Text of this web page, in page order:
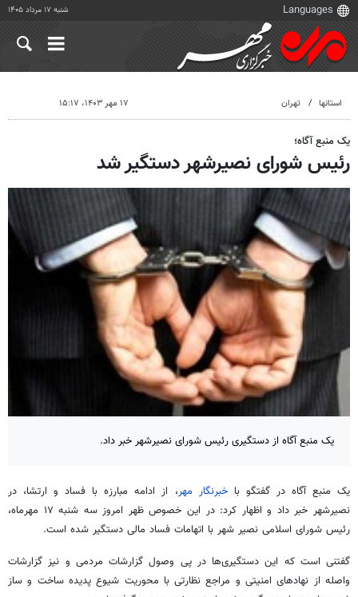
شنبه ۱۷ مرداد ۱۴۰۵
استانها تهران ۱۷ مهر ۱۴۰۳، ۱۵:۱۷
یک منبع آگاه؛
رئیس شورای نصیرشهر دستگیر شد
یک منبع آگاه از دستگیری رئیس شورای نصیرشهر خبر داد.
یک منبع آگاه در گفتگو با خبرنگار مهر، از ادامه مبارزه با فساد و ارتشا، در
نصیرشهر
خبر داد و اظهار کرد: در این خصوص ظهر امروز سه شنبه ۱۷ مهرماه،
رئیس شورای اسلامی نصیر شهر با اتهامات فساد مالی دستگیر شده است.
گفتنی است که این دستگیری‌ها در پی وصول گزارشات مردمی و نیز گزارشات
واصله از نهادهای امنیتی و مراجع نظارتی با محوریت شیوع پدیده ساخت و ساز